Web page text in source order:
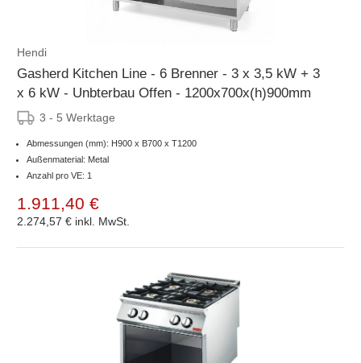
Hendi
Gasherd Kitchen Line - 6 Brenner - 3 x 3,5 kW + 3
x 6 kW - Unbterbau Offen - 1200x700x(h)900mm
3 - 5 Werktage
Abmessungen (mm): H900 x B700 x T1200
Außenmaterial: Metal
Anzahl pro VE: 1
1.911,40 €
2.274,57 € inkl. MwSt.